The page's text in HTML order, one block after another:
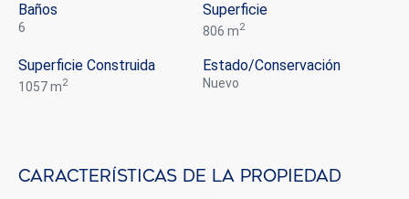
Baños
6
Superficie
806 m2
Superficie Construida
1057 m2
Estado/conservación
nuevo
Características de la propiedad